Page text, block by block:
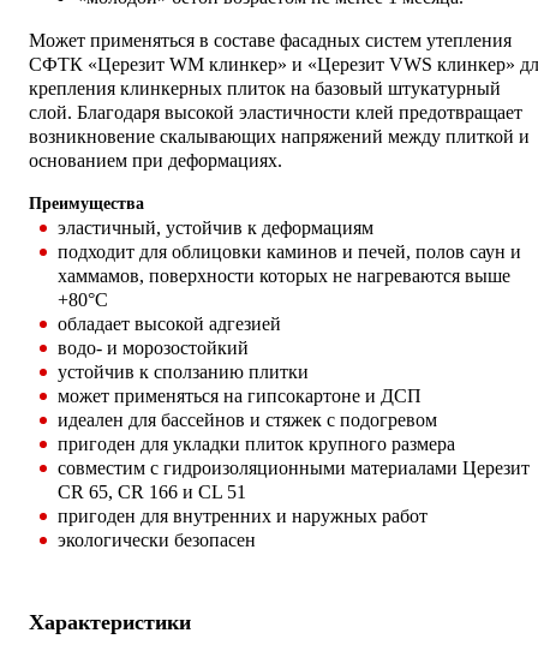
Может применяться в составе фасадных систем утепления
СФТК «Церезит WM клинкер» и «Церезит VWS клинкер»
крепления клинкерных плиток на базовый штукатурный
слой. Благодаря высокой эластичности клей предотвращает
возникновение скалывающих напряжений между плиткой и
основанием при деформациях.
Преимущества
эластичный, устойчив к деформациям
подходит для облицовки каминов и печей, полов саун и
хаммамов, поверхности которых не нагреваются выше
+80°C
обладает высокой адгезией
водо- и морозостойкий
устойчив к сползанию плитки
может применяться на гипсокартоне и ДСП
идеален для бассейнов и стяжек с подогревом
пригоден для укладки плиток крупного размера
совместим с гидроизоляционными материалами Церезит
CR 65, CR 166 и CL 51
пригоден для внутренних и наружных работ
экологически безопасен
Характеристики